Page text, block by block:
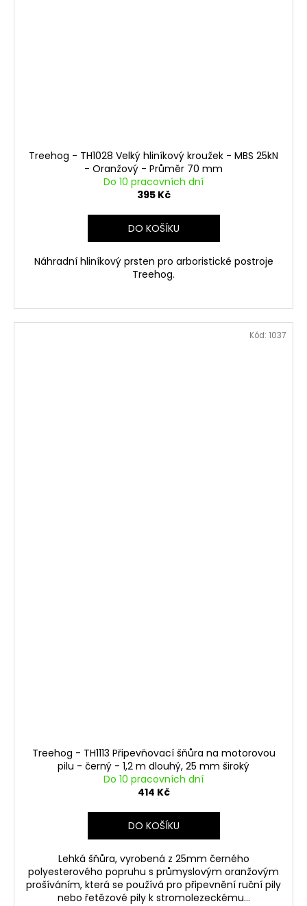
Treehog - TH1028 Velký hliníkový kroužek - MBS 25kN
- Oranžový - Průměr 70 mm
Do 10 pracovních dní
395 Kč
DO KOŠÍKU
Náhradní hliníkový prsten pro arboristické postroje
Treehog.
Treehog - TH1113 Připevňovací šňůra na motorovou
pilu - černý - 1,2 m dlouhý, 25 mm široký
Do 10 pracovních dní
414 Kč
DO KOŠÍKU
Lehká šňůra, vyrobená z 25mm černého
polyesterového popruhu s průmyslovým oranžovým
prošíváním, která se používá pro připevnění ruční pily
nebo řetězové pily k stromolezeckému...
Kód: 1037